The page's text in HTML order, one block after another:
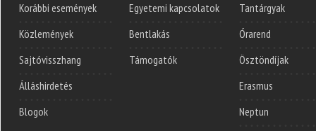
Korábbi események
Közlemények
Sajtóvisszhang
Álláshirdetés
Blogok
Egyetemi kapcsolatok
Bentlakás
Támogatók
Tantárgyak
Órarend
Ösztöndíjak
Erasmus
Neptun